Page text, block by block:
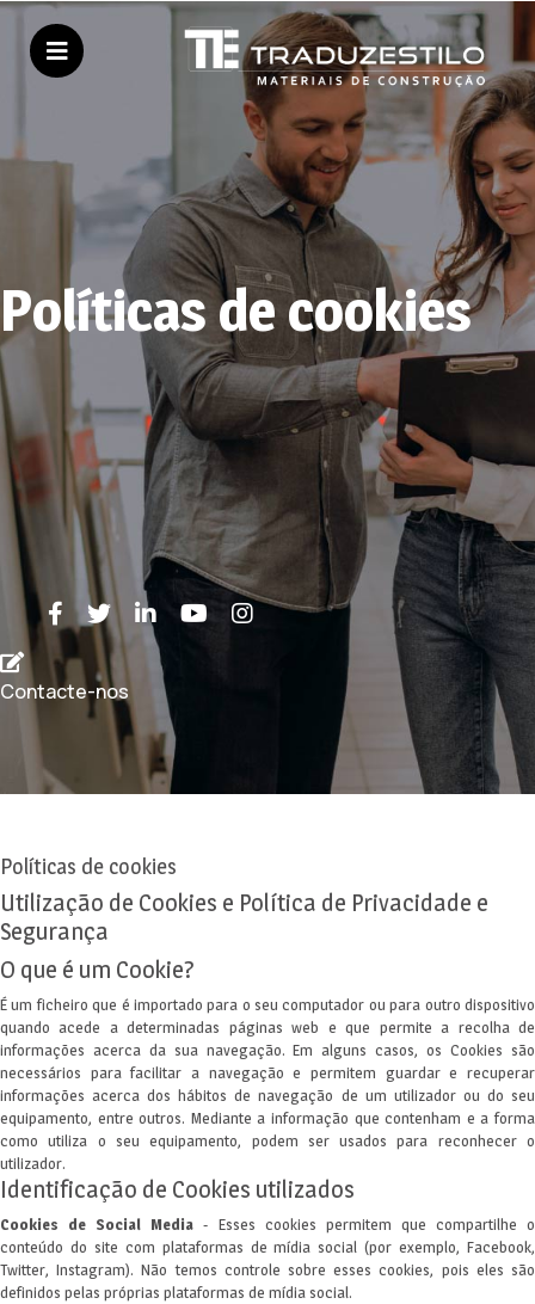
Políticas de cookies
Contacte-nos
Políticas de cookies
Utilização de Cookies e Política de Privacidade e
Segurança
O que é um Cookie?
É um ficheiro que é importado para o seu computador ou para outro dispositivo
quando acede a determinadas páginas web e que permite a recolha de
informações acerca da sua navegação. Em alguns casos, os Cookies são
necessários para facilitar a navegação e permitem guardar e recuperar
informações acerca dos hábitos de navegação de um utilizador ou do seu
equipamento, entre outros. Mediante a informação que contenham e a forma
como utiliza o seu equipamento, podem ser usados para reconhecer o
utilizador.
Identificação de Cookies utilizados
Cookies de Social Media - Esses cookies permitem que compartilhe o
conteúdo do site com plataformas de mídia social (por exemplo, Facebook,
Twitter, Instagram). Não temos controle sobre esses cookies, pois eles são
definidos pelas próprias plataformas de mídia social.